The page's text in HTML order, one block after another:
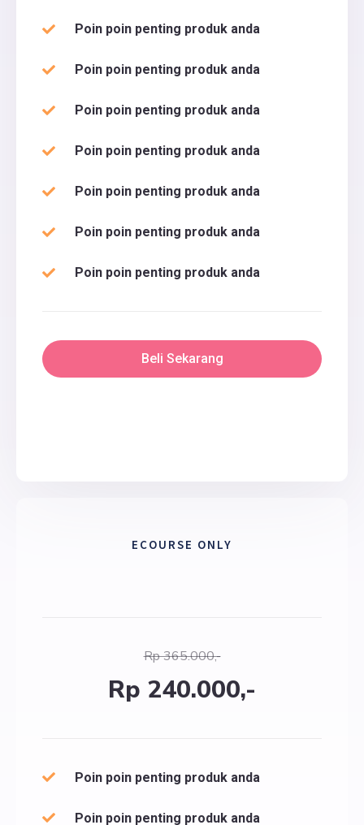
Poin poin penting produk anda
Poin poin penting produk anda
Poin poin penting produk anda
Poin poin penting produk anda
Poin poin penting produk anda
Poin poin penting produk anda
Poin poin penting produk anda
Beli Sekarang
ECOURSE ONLY
Rp 365.000,-
Rp 240.000,-
Poin poin penting produk anda
Poin poin penting produk anda